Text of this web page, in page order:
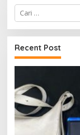
Cari
untuk:
Recent Post